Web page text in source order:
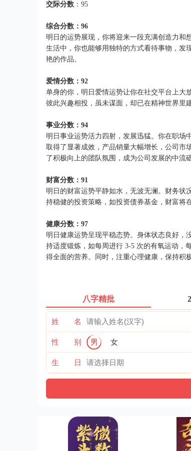
交际分数 ：95
综合分数：96
明日的运势展现，你将迎来一段充满创造力和
生活中，你也能够用独特的方式看待事物，发
艳的作品。
爱情分数：92
单身的你，明日爱情运势让你在社交平台上大
彼此兴趣相投，虽未谋面，却已在精神世界里
事业分数：94
明日事业运势活力四射，发展迅猛。你在职场
取得了显著成效，产品销量大幅增长，公司市
了积极向上的团队氛围，成为公司发展的中流砥
财富分数：91
明日的财富运势平静如水，无波无澜。财务状
持稳健的投资策略，如投资债券基金，财富将
健康分数：97
明日健康运势呈现平稳态势。身体状态良好，
持适度锻炼，如每周进行 3-5 次的有氧运动，
得全面的营养。同时，注重心理健康，保持积
八字精批
姓 名
性 别 男 女
生 日